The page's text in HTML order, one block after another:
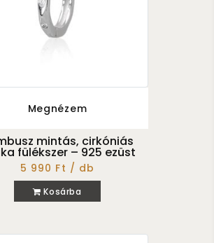
Megnézem
mintás, cirkóniás
fülékszer – 925 ezüst
5 990 Ft / db
Kosárba